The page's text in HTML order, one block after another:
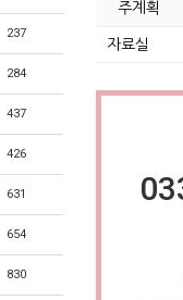
237
284
437
426
631
654
830
주계획
자료실